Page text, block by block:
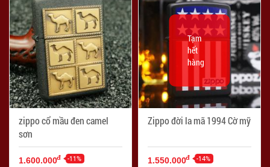
zippo cổ mầu đen camel
sơn
1.600.000đ -11%
Zippo đời la mã 1994 Cờ mỹ
Tạm
hết
hàng
1.550.000đ -14%